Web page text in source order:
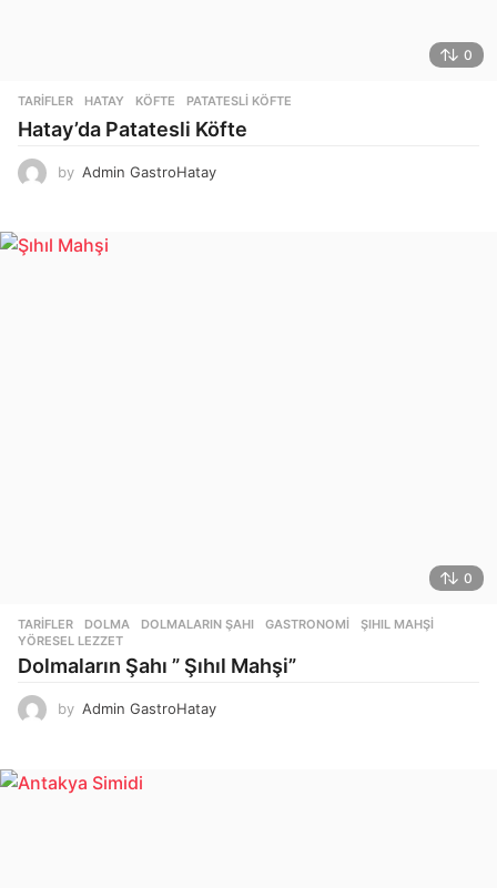
0
TARIFLER HATAY ,KÖFTE ,PATATESLI KÖFTE
Hatay’da Patatesli Köfte
by Admin GastroHatay
0
TARIFLER DOLMA ,DOLMALARIN ŞAHI ,GASTRONOMI ,ŞIHIL MAHŞI
YÖRESEL LEZZET
Dolmaların Şahı ” Şıhıl Mahşi”
by Admin GastroHatay